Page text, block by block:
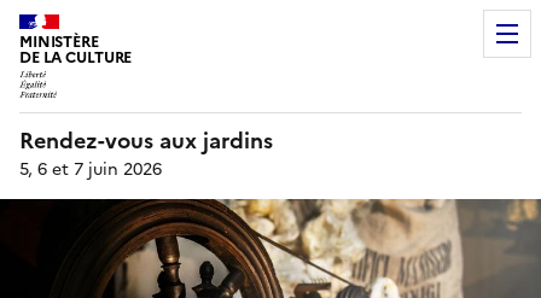
MINISTÈRE
DE LA CULTURE
Rendez-vous aux jardins
5, 6 et 7 juin 2026